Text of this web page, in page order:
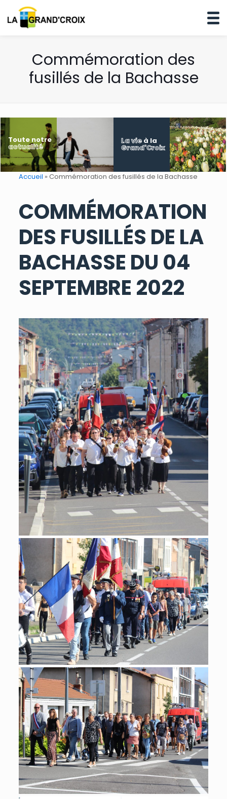
Commémoration des
fusillés de la Bachasse
La vieà la
Grand'Croix
Toute notre
actualité
Accueil » Commémoration des fusillés de la Bachasse
COMMÉMORATION
DES FUSILLÉS DE LA
BACHASSE DU 04
SEPTEMBRE 2022